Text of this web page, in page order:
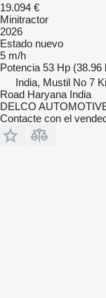
19.094 €
Minitractor
2026
Estado nuevo
5 m/h
Potencia 53 Hp (38.96
India, Mustil No 7
Road Haryana India
DELCO
Contacte con el